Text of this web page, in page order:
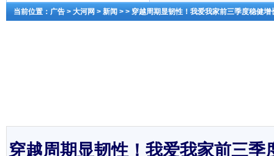
当前位置： 广告 > 大河网 > 新闻 > > 穿越周期显韧性！我爱我家前三季度稳健增
穿越周期显韧性！我爱我家前三季